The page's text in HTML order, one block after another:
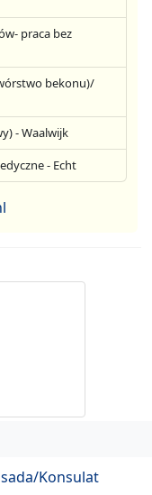
praca bez
bekonu)/
- Waalwijk
- Echt
Konsulat